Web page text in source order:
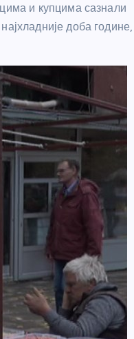
и купцима сазнали
доба године,